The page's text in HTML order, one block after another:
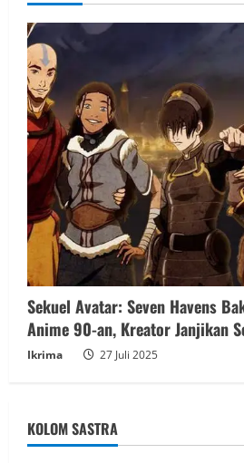
Sekuel Avatar: Seven Havens
Anime 90-an, Kreator Janjikan
Ikrima 27 Juli 2025
KOLOM SASTRA